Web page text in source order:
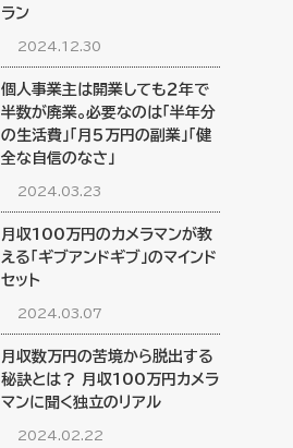
ラン
2024.12.30
個人事業主は開業しても２年で
半数が廃業。必要なのは「半年分
の生活費」「月５万円の副業」「健
全な自信のなさ」
2024.03.23
月収100万円のカメラマンが教
える「ギブアンドギブ」のマインド
セット
2024.03.07
月収数万円の苦境から脱出する
秘訣とは？ 月収100万円カメラ
マンに聞く独立のリアル
2024.02.22